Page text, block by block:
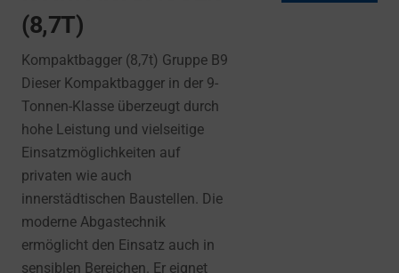
(8,7T)
Kompaktbagger (8,7t) Gruppe B9
Dieser Kompaktbagger in der 9-
Tonnen-Klasse überzeugt durch
hohe Leistung und vielseitige
Einsatzmöglichkeiten auf
privaten wie auch
innerstädtischen Baustellen. Die
moderne Abgastechnik
ermöglicht den Einsatz auch in
sensiblen Bereichen. Er eignet